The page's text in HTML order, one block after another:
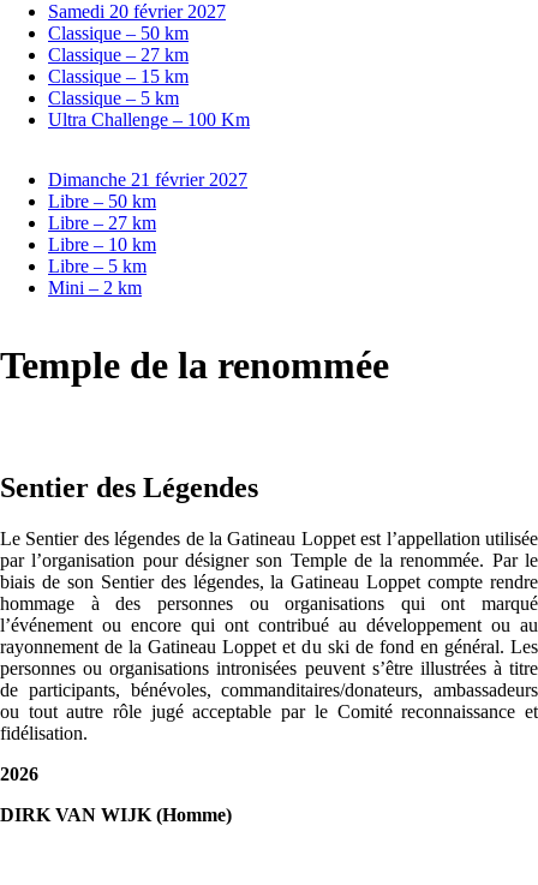
Samedi 20 février 2027
Classique – 50 km
Classique – 27 km
Classique – 15 km
Classique – 5 km
Ultra Challenge – 100 Km
Dimanche 21 février 2027
Libre – 50 km
Libre – 27 km
Libre – 10 km
Libre – 5 km
Mini – 2 km
Temple de la renommée
Sentier des Légendes
Le Sentier des légendes de la Gatineau Loppet est l’appellation utilisée
parl’organisation pour désigner son Temple de la renommée. Par le
biais de son Sentier des légendes, la Gatineau Loppet compte rendre
hommage à des personnes ouorganisations qui ont marqué
l’événement ou encore qui ont contribué au développement ou au
rayonnement de la Gatineau Loppet et du ski de fond en général. Les
personnes ou organisations intronisées peuvent s’être illustrées à titre
de participants, bénévoles, commanditaires/donateurs, ambassadeurs
ou tout autre rôle jugé acceptable par le Comité reconnaissance et
fidélisation.
2026
DIRK VAN WIJK (Homme)